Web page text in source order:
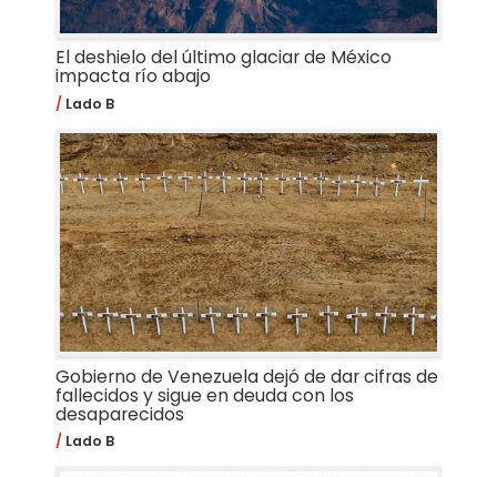
El deshielo del último glaciar de México
impacta río abajo
Lado B
Gobierno de Venezuela dejó de dar cifras de
fallecidos y sigue en deuda con los
desaparecidos
Lado B